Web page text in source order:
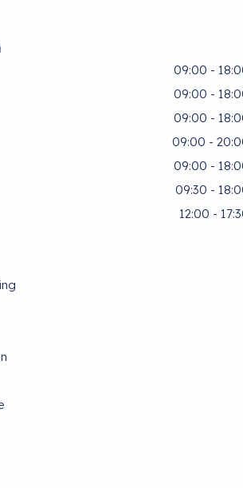
09:00 -
09:00 -
09:00 -
09:00 -
09:00 -
09:30 -
12:00 -